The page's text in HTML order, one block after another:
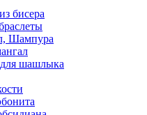
бисера
Шампура
шашлыка